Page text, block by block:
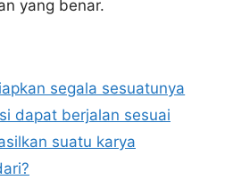
yang benar.
segala sesuatunya
dapat berjalan sesuai
suatu karya